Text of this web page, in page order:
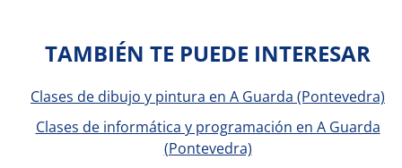
TAMBIÉN TE PUEDE INTERESAR
Clases de dibujo y pintura en A Guarda (Pontevedra)
Clases de informática y programación en A Guarda
(Pontevedra)